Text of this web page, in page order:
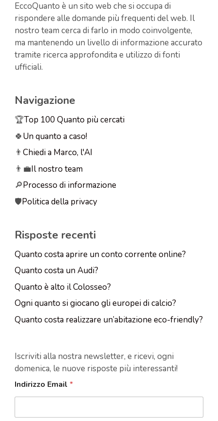
EccoQuanto è un sito web che si occupa di
rispondere alle domande più frequenti del web. Il
nostro team cerca di farlo in modo coinvolgente,
ma mantenendo un livello di informazione accurato
tramite ricerca approfondita e utilizzo di fonti
ufficiali.
Navigazione
🏆Top 100 Quanto più cercati
🍀Un quanto a caso!
👨 Chiedi a Marco, l'AI
👨‍💼Il nostro team
🔎Processo di informazione
🛡️Politica della privacy
Risposte recenti
Quanto costa aprire un conto corrente online?
Quanto costa un Audi?
Quanto è alto il Colosseo?
Ogni quanto si giocano gli europei di calcio?
Quanto costa realizzare un’abitazione eco-friendly?
Iscriviti alla nostra newsletter, e ricevi, ogni
domenica, le nuove risposte più interessanti!
Indirizzo Email *